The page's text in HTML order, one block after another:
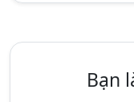
Bạn